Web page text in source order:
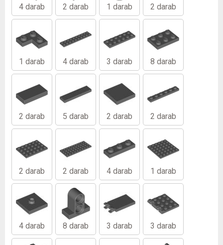
4 darab 2 darab 1 darab 2 darab
1 darab 4 darab 3 darab 8 darab
2 darab 5 darab 2 darab 2 darab
2 darab 2 darab 4 darab 1 darab
4 darab 8 darab 3 darab 3 darab